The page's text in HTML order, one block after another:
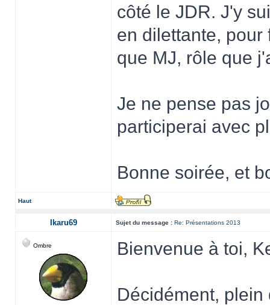
côté le JDR. J'y
en dilettante, pour
que MJ, rôle que
Je ne pense pas
participerai avec
Bonne soirée, et
Haut
Ikaru69 Sujet du message : Re: Présentations 2013
Ombre Bienvenue à toi,
Décidément,